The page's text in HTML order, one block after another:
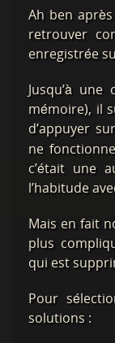
Ah ben
retrouver
enregistrée
Jusqu’à
mémoire), il
d’appuyer
ne
c’était une
l’habitude
Mais en fait
plus
qui est
Pour
solutions :